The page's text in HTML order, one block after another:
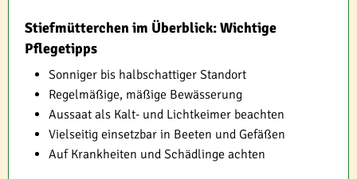
Stiefmütterchen im Überblick: Wichtige
Pflegetipps
Sonniger bis halbschattiger Standort
Regelmäßige, mäßige Bewässerung
Aussaat als Kalt- und Lichtkeimer beachten
Vielseitig einsetzbar in Beeten und Gefäßen
Auf Krankheiten und Schädlinge achten